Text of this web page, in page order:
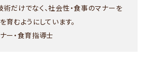
だけでなく、社会性・食事のマナーを
育むようにしています。
ー・食育指導士